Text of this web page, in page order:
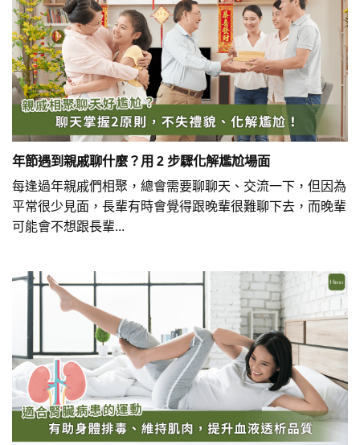
年節遇到親戚聊什麼？用 2 步驟化解尷尬場面
每逢過年親戚們相聚，總會需要聊聊天、交流一下，但因為
平常很少見面，長輩有時會覺得跟晚輩很難聊下去，而晚輩
可能會不想跟長輩...